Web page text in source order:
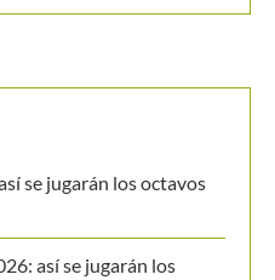
se jugarán los octavos
así se jugarán los